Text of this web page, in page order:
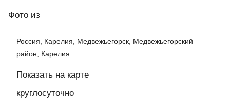
Фото из
Россия, Карелия, Медвежьегорск, Медвежьегорский
район, Карелия
Показать на карте
круглосуточно